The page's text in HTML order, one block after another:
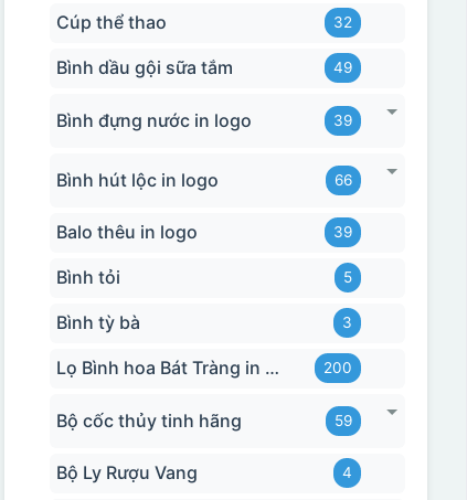
Cúp thể thao 32
Bình dầu gội sữa tắm 49
Bình đựng nước in logo 39
Bình hút lộc in logo 66
Balo thêu in logo 39
Bình tỏi 5
Bình tỳ bà 3
Lọ Bình hoa Bát Tràng in logo 200
Bộ cốc thủy tinh hãng 59
Bộ Ly Rượu Vang 4